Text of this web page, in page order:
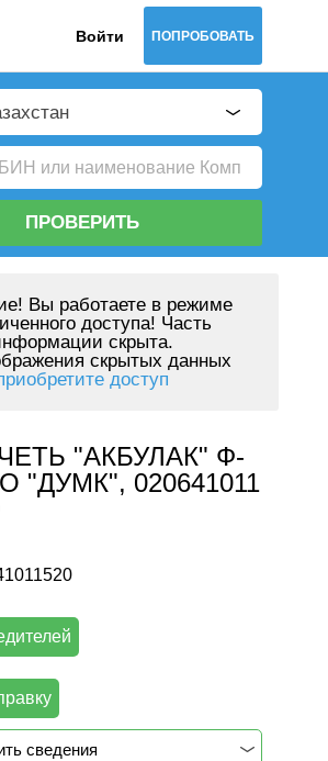
Войти ПОПРОБОВАТЬ
ПРОВЕРИТЬ
Вы работаете в режиме
доступа! Часть
скрыта.
скрытых данных
доступ
"АКБУЛАК" Ф-
"ДУМК", 020641011
сведения